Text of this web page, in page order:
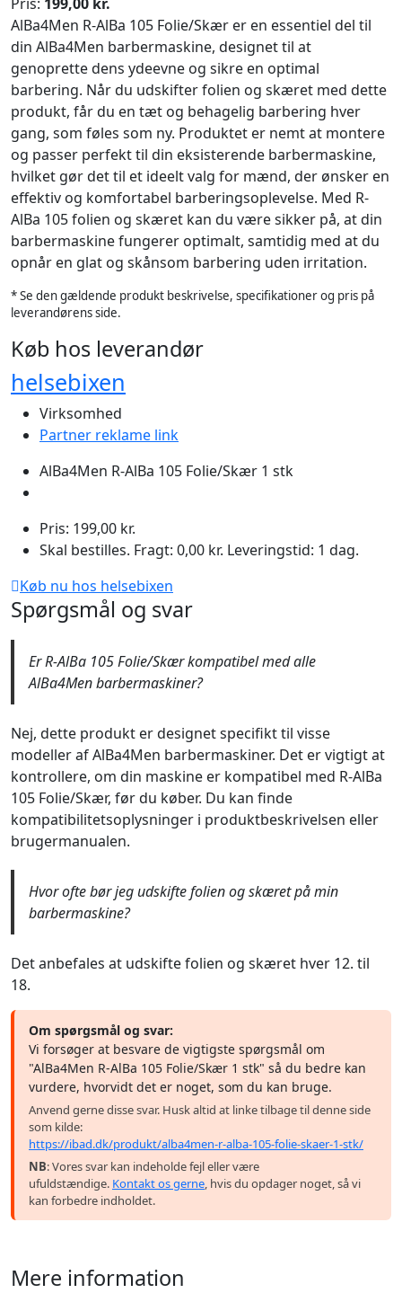
AlBa4Men R-AlBa 105 Folie/Skær er en essentiel del til
din AlBa4Men barbermaskine, designet til at
genoprette dens ydeevne og sikre en optimal
barbering. Når du udskifter folien og skæret med dette
produkt, får du en tæt og behagelig barbering hver
gang, som føles som ny. Produktet er nemt at montere
og passer perfekt til din eksisterende barbermaskine,
hvilket gør det til et ideelt valg for mænd, der ønsker en
effektiv og komfortabel barberingsoplevelse. Med R-
AlBa 105 folien og skæret kan du være sikker på, at din
barbermaskine fungerer optimalt, samtidig med at du
opnår en glat og skånsom barbering uden irritation.
* Se den gældende produkt beskrivelse, specifikationer og pris på
leverandørens side.
Køb hos leverandør
helsebixen
Virksomhed
Partner reklame link
AlBa4Men R-AlBa 105 Folie/Skær 1 stk
Pris: 199,00 kr.
Skal bestilles. Fragt: 0,00 kr. Leveringstid: 1 dag.
Køb nu hos helsebixen
Spørgsmål og svar
Er R-AlBa 105 Folie/Skær kompatibel med alle
AlBa4Men barbermaskiner?
Nej, dette produkt er designet specifikt til visse
modeller af AlBa4Men barbermaskiner. Det er vigtigt at
kontrollere, om din maskine er kompatibel med R-AlBa
105 Folie/Skær, før du køber. Du kan finde
kompatibilitetsoplysninger i produktbeskrivelsen eller
brugermanualen.
Hvor ofte bør jeg udskifte folien og skæret på min
barbermaskine?
Det anbefales at udskifte folien og skæret hver 12. til
18.
Om spørgsmål og svar:
Vi forsøger at besvare de vigtigste spørgsmål om
"AlBa4Men R-AlBa 105 Folie/Skær 1 stk" så du bedre kan
vurdere, hvorvidt det er noget, som du kan bruge.
Anvend gerne disse svar. Husk altid at linke tilbage til denne side
som kilde:
https://ibad.dk/produkt/alba4men-r-alba-105-folie-skaer-1-stk/
NB: Vores svar kan indeholde fejl eller være
ufuldstændige. Kontakt os gerne, hvis du opdager noget, så vi
kan forbedre indholdet.
Mere information